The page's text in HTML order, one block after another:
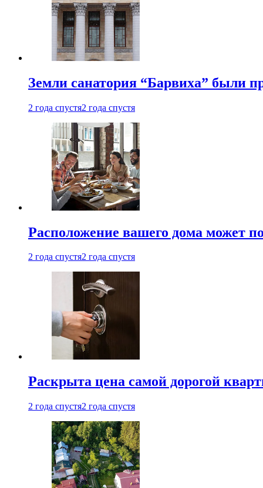
Земли санатория “Барвиха” были
2 года спустя2 года спустя
Расположение вашего дома может
2 года спустя2 года спустя
Раскрыта цена самой дорогой
2 года спустя2 года спустя